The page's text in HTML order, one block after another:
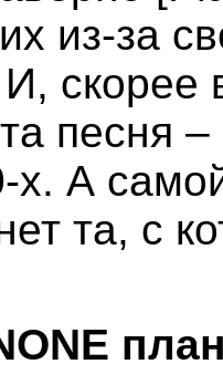
из-за
скорее
песня
х. А
та, с